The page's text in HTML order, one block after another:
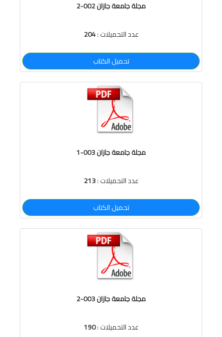
مجلة جامعة جازان 002-2
عدد التحميلات :204
تحميل الكتاب
مجلة جامعة جازان 003-1
عدد التحميلات :213
تحميل الكتاب
مجلة جامعة جازان 003-2
عدد التحميلات :190